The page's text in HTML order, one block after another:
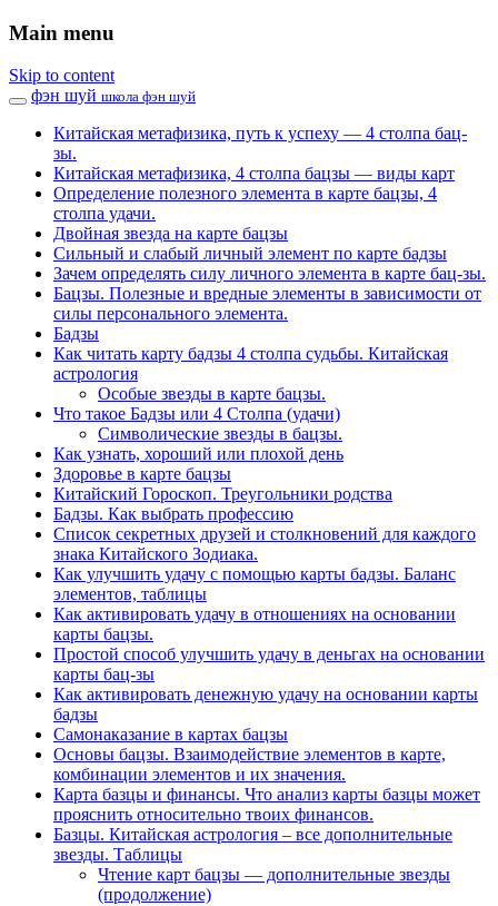
Main menu
Skip to content
фэн шуй школа фэн шуй
Китайская метафизика, путь к успеху — 4 столпа бац-
зы.
Китайская метафизика, 4 столпа бацзы — виды карт
Определение полезного элемента в карте бацзы, 4
столпа удачи.
Двойная звезда на карте бацзы
Сильный и слабый личный элемент по карте бадзы
Зачем определять силу личного элемента в карте бац-зы.
Бацзы. Полезные и вредные элементы в зависимости от
силы персонального элемента.
Бадзы
Как читать карту бадзы 4 столпа судьбы. Китайская
астрология
Особые звезды в карте бацзы.
Что такое Бадзы или 4 Столпа (удачи)
Символические звезды в бацзы.
Как узнать, хороший или плохой день
Здоровье в карте бацзы
Китайский Гороскоп. Треугольники родства
Бадзы. Как выбрать профессию
Список секретных друзей и cтолкновений для каждого
знака Китайского Зодиака.
Как улучшить удачу с помощью карты бадзы. Баланс
элементов, таблицы
Как активировать удачу в отношениях на основании
карты бацзы.
Простой способ улучшить удачу в деньгах на основании
карты бац-зы
Как активировать денежную удачу на основании карты
бадзы
Самонаказание в картах бацзы
Основы бацзы. Взаимодействие элементов в карте,
комбинации элементов и их значения.
Карта базцы и финансы. Что анализ карты базцы может
прояснить относительно твоих финансов.
Базцы. Китайская астрология – все дополнительные
звезды. Таблицы
Чтение карт бацзы — дополнительные звезды
(продолжение)